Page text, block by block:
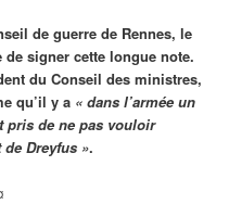
de guerre de Rennes, le
signer cette longue note.
du Conseil des ministres,
qu’il y a « dans l’armée un
pris de ne pas vouloir
de Dreyfus ».